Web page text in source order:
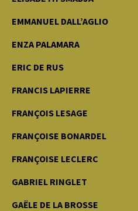
EMMANUEL DALL’AGLIO
ENZA PALAMARA
ERIC DE RUS
FRANCIS LAPIERRE
FRANÇOIS LESAGE
FRANÇOISE BONARDEL
FRANÇOISE LECLERC
GABRIEL RINGLET
GAËLE DE LA BROSSE